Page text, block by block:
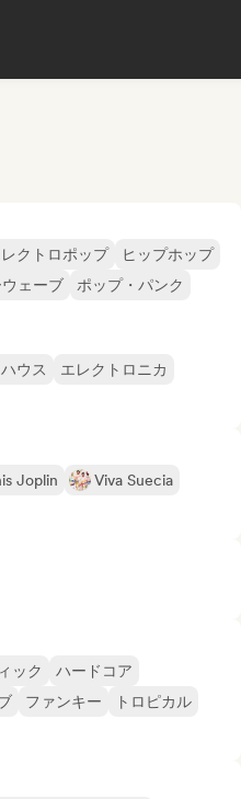
クトロポップ
ヒップホップ
ェーブ
ポップ・パンク
ウス
エレクトロニカ
Joplin
Viva Suecia
ック
ハードコア
ファンキー
トロピカル